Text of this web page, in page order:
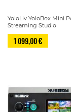
YoloLiv YoloBox Mini
Streaming Studio
1 099,00 €